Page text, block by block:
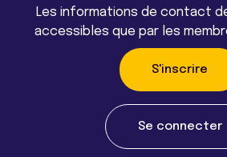
Les informations de contact
accessibles que par les
S'inscrire
Se connecter